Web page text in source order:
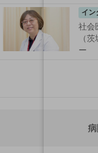
イン
社会
（
ー